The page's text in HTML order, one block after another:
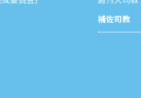
補佐司教